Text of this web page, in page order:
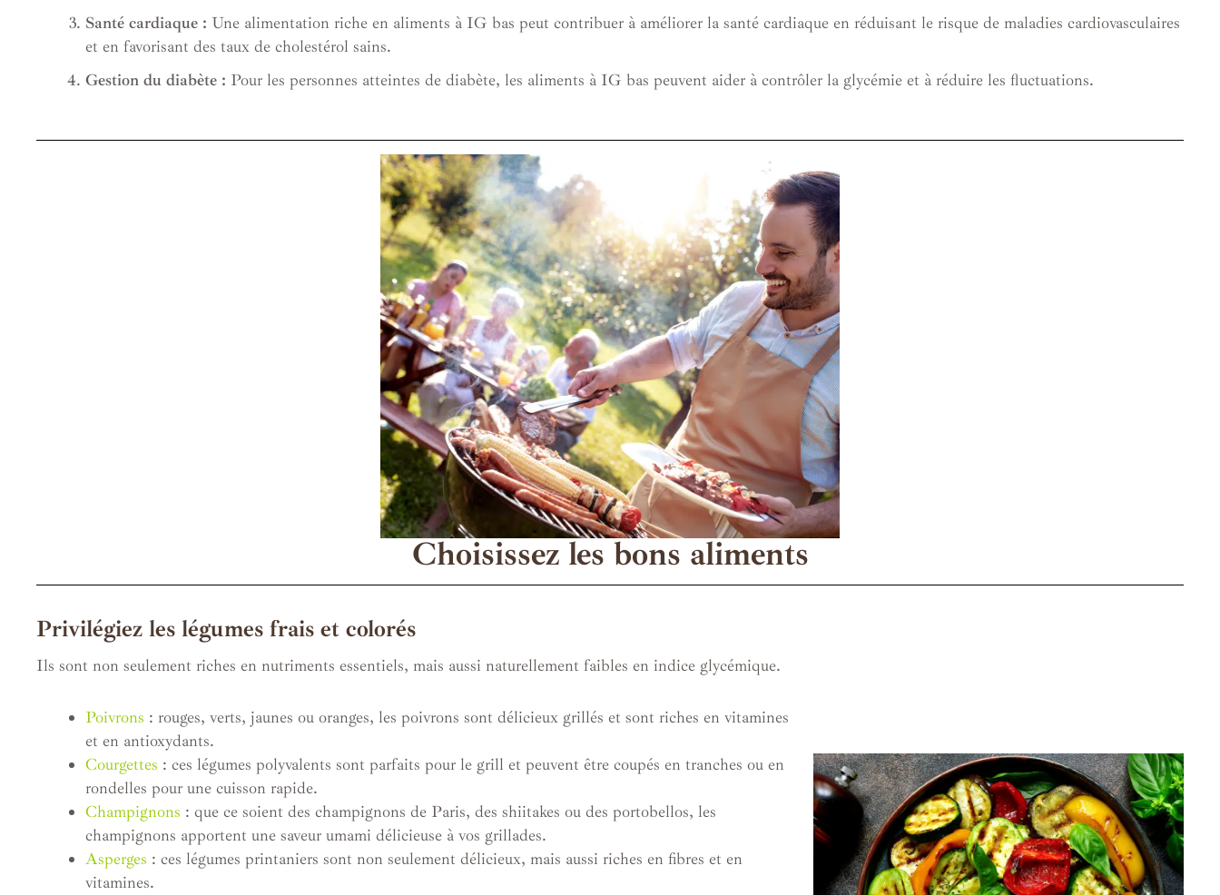
Santé cardiaque : Une alimentation riche en aliments à IG bas peut contribuer à améliorer la santé cardiaque en réduisant le risque de maladies cardiovasculaires
et en favorisant des taux de cholestérol sains.
Gestion du diabète : Pour les personnes atteintes de diabète, les aliments à IG bas peuvent aider à contrôler la glycémie et à réduire les fluctuations.
Choisissez les bons aliments
Privilégiez les légumes frais et colorés
Ils sont non seulement riches en nutriments essentiels, mais aussi naturellement faibles en indice glycémique.
Poivrons : rouges, verts, jaunes ou oranges, les poivrons sont délicieux grillés et sont riches en vitamines
et en antioxydants.
Courgettes : ces légumes polyvalents sont parfaits pour le grill et peuvent être coupés en tranches ou en
rondelles pour une cuisson rapide.
Champignons : que ce soient des champignons de Paris, des shiitakes ou des portobellos, les
champignons apportent une saveur umami délicieuse à vos grillades.
Asperges : ces légumes printaniers sont non seulement délicieux, mais aussi riches en fibres et en
vitamines.